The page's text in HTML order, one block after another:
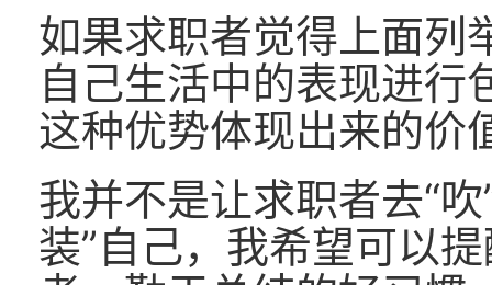
如果求职者觉得上面列
自己生活中的表现进行
这种优势体现出来的价
我并不是让求职者去“吹
装”自己，我希望可以